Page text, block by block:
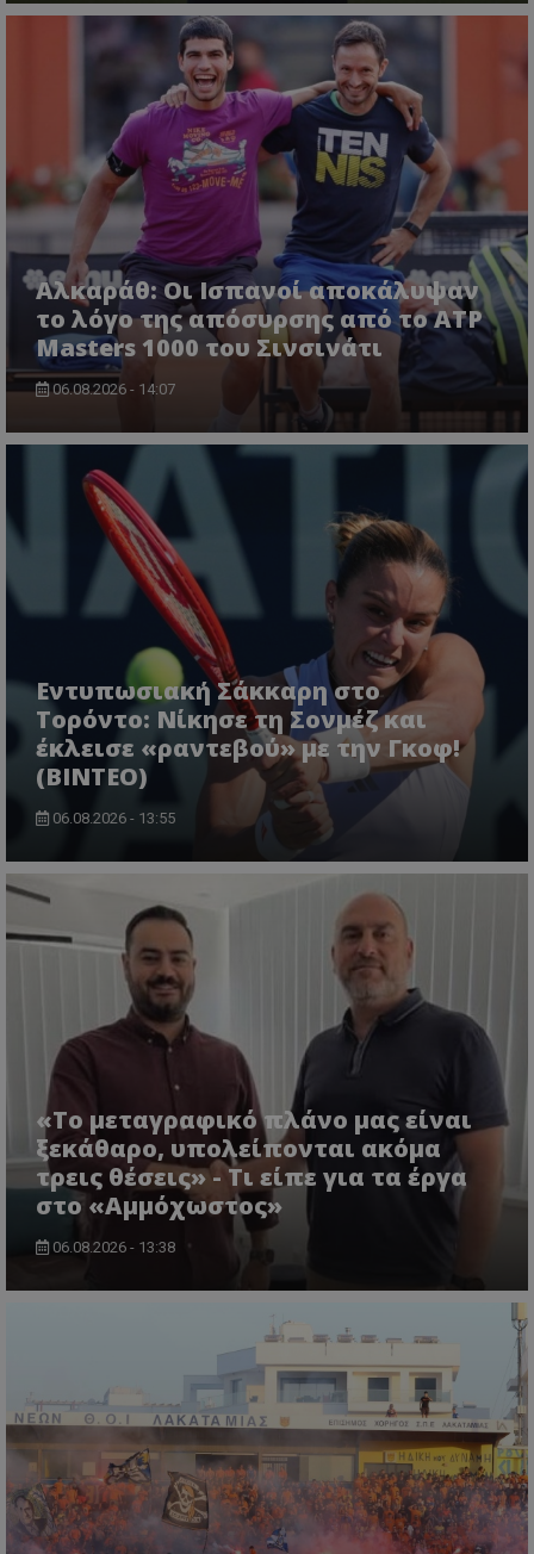
Αλκαράθ: Οι Ισπανοί αποκάλυψαν
το λόγο της απόσυρσης από το ATP
Masters 1000 του Σινσινάτι
06.08.2026 - 14:07
Εντυπωσιακή Σάκκαρη στο
Τορόντο: Νίκησε τη Σονμέζ και
έκλεισε «ραντεβού» με την Γκοφ!
(ΒΙΝΤΕΟ)
06.08.2026 - 13:55
«Το μεταγραφικό πλάνο μας είναι
ξεκάθαρο, υπολείπονται ακόμα
τρεις θέσεις» - Τι είπε για τα έργα
στο «Αμμόχωστος»
06.08.2026 - 13:38